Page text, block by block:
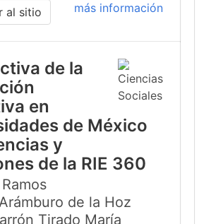
más información
al sitio
de la
en
de México
y
de la RIE 360
de la Hoz
Tirado María